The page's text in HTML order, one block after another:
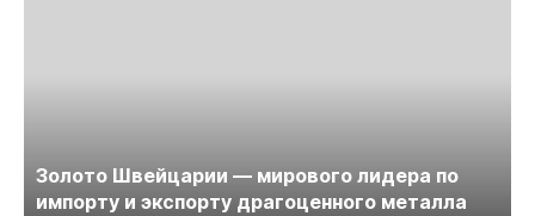
Золото Швейцарии — мирового лидера по
импорту и экспорту драгоценного металла